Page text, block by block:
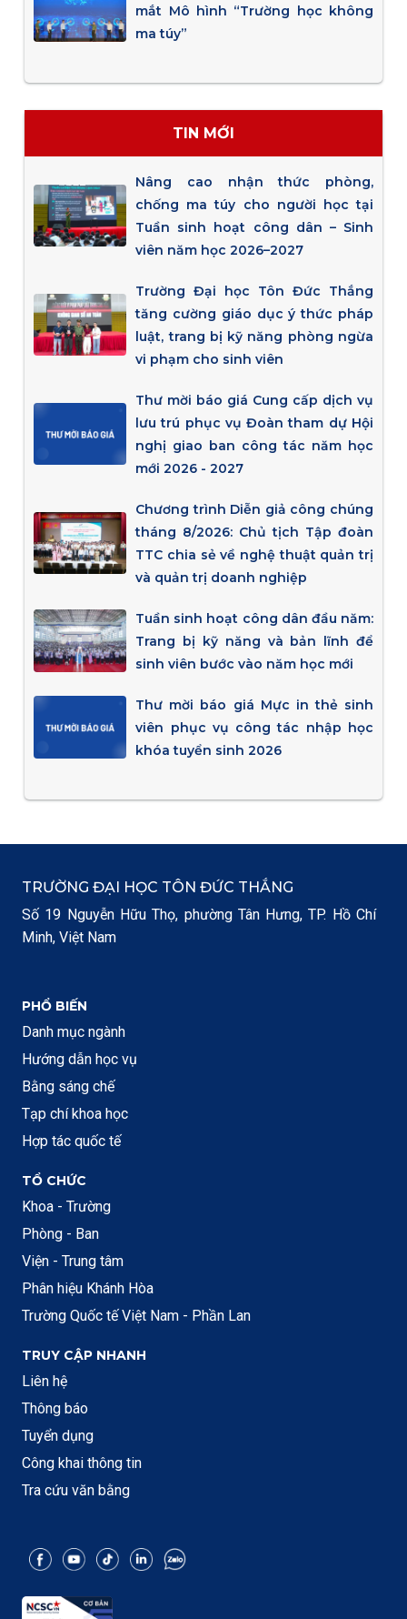
mắt Mô hình “Trường học không
ma túy”
TIN MỚI
Nâng cao nhận thức phòng,
chống ma túy cho người học tại
Tuần sinh hoạt công dân – Sinh
viên năm học 2026–2027
Trường Đại học Tôn Đức Thắng
tăng cường giáo dục ý thức pháp
luật, trang bị kỹ năng phòng ngừa
vi phạm cho sinh viên
Thư mời báo giá Cung cấp dịch vụ
lưu trú phục vụ Đoàn tham dự Hội
nghị giao ban công tác năm học
mới 2026 - 2027
Chương trình Diễn giả công chúng
tháng 8/2026: Chủ tịch Tập đoàn
TTC chia sẻ về nghệ thuật quản trị
và quản trị doanh nghiệp
Tuần sinh hoạt công dân đầu năm:
Trang bị kỹ năng và bản lĩnh để
sinh viên bước vào năm học mới
Thư mời báo giá Mực in thẻ sinh
viên phục vụ công tác nhập học
khóa tuyển sinh 2026
TRƯỜNG ĐẠI HỌC TÔN ĐỨC THẮNG
Số 19 Nguyễn Hữu Thọ, phường Tân Hưng, TP. Hồ Chí
Minh, Việt Nam
PHỔ BIẾN
Danh mục ngành
Hướng dẫn học vụ
Bằng sáng chế
Tạp chí khoa học
Hợp tác quốc tế
TỔ CHỨC
Khoa - Trường
Phòng - Ban
Viện - Trung tâm
Phân hiệu Khánh Hòa
Trường Quốc tế Việt Nam - Phần Lan
TRUY CẬP NHANH
Liên hệ
Thông báo
Tuyển dụng
Công khai thông tin
Tra cứu văn bằng